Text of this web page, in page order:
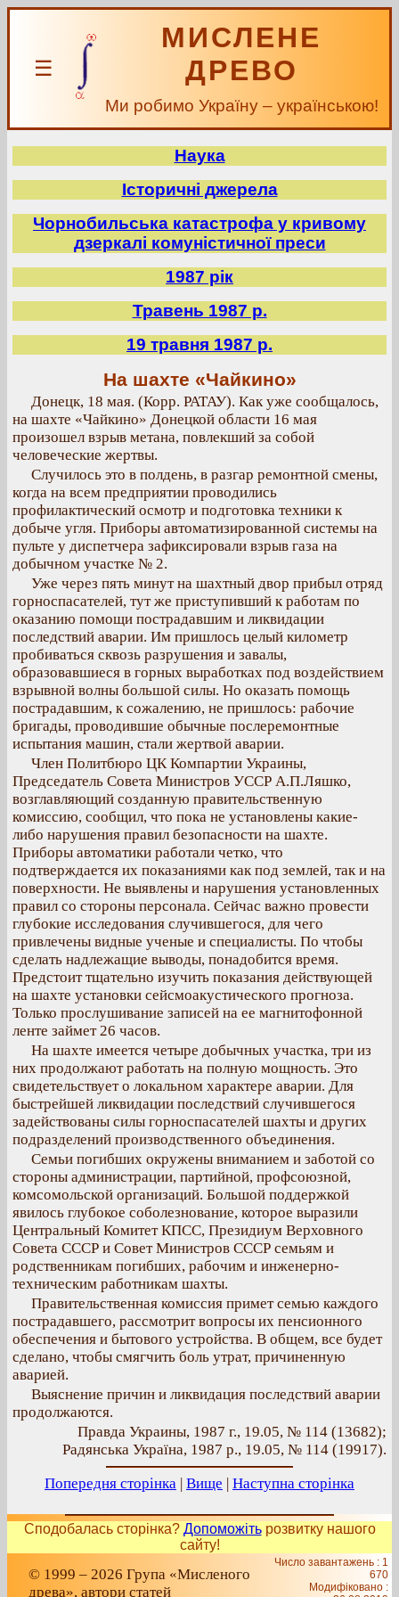
☰
МИСЛЕНЕ
ДРЕВО
Ми робимо Україну – українською!
Наука
Історичні джерела
Чорнобильська катастрофа у кривому
дзеркалі комуністичної преси
1987 рік
Травень 1987 р.
19 травня 1987 р.
На шахте «Чайкино»
Донецк, 18 мая. (Корр. РАТАУ). Как уже сообщалось,
на шахте «Чайкино» Донецкой области 16 мая
произошел взрыв метана, повлекший за собой
человеческие жертвы.
Случилось это в полдень, в разгар ремонтной смены,
когда на всем предприятии проводились
профилактический осмотр и подготовка техники к
добыче угля. Приборы автоматизированной системы на
пульте у диспетчера зафиксировали взрыв газа на
добычном участке № 2.
Уже через пять минут на шахтный двор прибыл отряд
горноспасателей, тут же приступивший к работам по
оказанию помощи пострадавшим и ликвидации
последствий аварии. Им пришлось целый километр
пробиваться сквозь разрушения и завалы,
образовавшиеся в горных выработках под воздействием
взрывной волны большой силы. Но оказать помощь
пострадавшим, к сожалению, не пришлось: рабочие
бригады, проводившие обычные послеремонтные
испытания машин, стали жертвой аварии.
Член Политбюро ЦК Компартии Украины,
Председатель Совета Министров УССР А.П.Ляшко,
возглавляющий созданную правительственную
комиссию, сообщил, что пока не установлены какие-
либо нарушения правил безопасности на шахте.
Приборы автоматики работали четко, что
подтверждается их показаниями как под землей, так и на
поверхности. Не выявлены и нарушения установленных
правил со стороны персонала. Сейчас важно провести
глубокие исследования случившегося, для чего
привлечены видные ученые и специалисты. По чтобы
сделать надлежащие выводы, понадобится время.
Предстоит тщательно изучить показания действующей
на шахте установки сейсмоакустического прогноза.
Только прослушивание записей на ее магнитофонной
ленте займет 26 часов.
На шахте имеется четыре добычных участка, три из
них продолжают работать на полную мощность. Это
свидетельствует о локальном характере аварии. Для
быстрейшей ликвидации последствий случившегося
задействованы силы горноспасателей шахты и других
подразделений производственного объединения.
Семьи погибших окружены вниманием и заботой со
стороны администрации, партийной, профсоюзной,
комсомольской организаций. Большой поддержкой
явилось глубокое соболезнование, которое выразили
Центральный Комитет КПСС, Президиум Верховного
Совета СССР и Совет Министров СССР семьям и
родственникам погибших, рабочим и инженерно-
техническим работникам шахты.
Правительственная комиссия примет семью каждого
пострадавшего, рассмотрит вопросы их пенсионного
обеспечения и бытового устройства. В общем, все будет
сделано, чтобы смягчить боль утрат, причиненную
аварией.
Выяснение причин и ликвидация последствий аварии
продолжаются.
Правда Украины, 1987 г., 19.05, № 114 (13682);
Радянська Україна, 1987 р., 19.05, № 114 (19917).
Попередня сторінка | Вище | Наступна сторінка
Сподобалась сторінка? Допоможітьрозвитку нашого
сайту!
© 1999 – 2026 Група «Мисленого
древа», автори статей
Число завантажень : 1
670
Модифіковано :